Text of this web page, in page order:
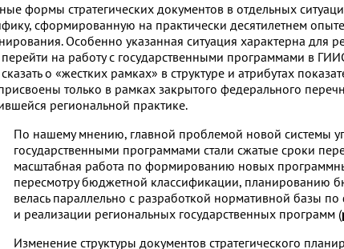
формы стратегических документов в отдельных
сформированную на практически десятилетнем
Особенно указанная ситуация характерна для
на работу с государственными программами в
о «жестких рамках» в структуре и атрибутах
только в рамках закрытого федерального
региональной практике.
По нашему мнению, главной проблемой новой системы
государственными программами стали сжатые сроки
масштабная работа по формированию новых
пересмотру бюджетной классификации, планированию
велась параллельно с разработкой нормативной базы
и реализации региональных государственных программ (
Изменение структуры документов стратегического